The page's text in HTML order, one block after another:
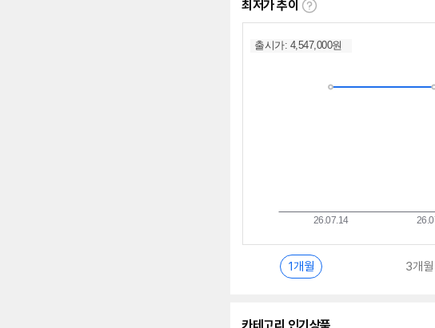
최저가 추이
최
가
1개월 3개월